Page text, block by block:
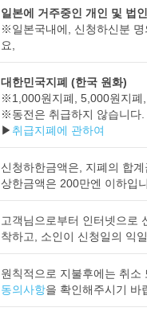
일본에 거주중인 개인 및 법
※일본국내에, 신청하신분
요,
대한민국지폐 (한국 원화)
※1,000원지폐, 5,000원지폐
※동전은 취급하지 않습니다.
▶ 취급지폐에 관하여
신청하한금액은, 지폐의 합
상한금액은 200만엔 이하입
고객님으로부터 인터넷으로
착하고, 소인이 신청일의 익
원칙적으로 지불후에는 취소
동의사항을 확인해주시기 바